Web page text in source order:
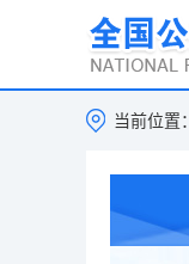
当前位置：